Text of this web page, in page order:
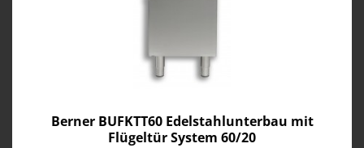
Berner BUFKTT60 Edelstahlunterbau mit
Flügeltür System 60/20